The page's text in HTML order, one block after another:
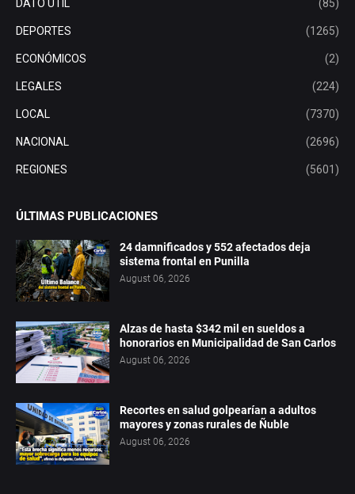
DATO ÚTIL (85)
DEPORTES (1265)
ECONÓMICOS (2)
LEGALES (224)
LOCAL (7370)
NACIONAL (2696)
REGIONES (5601)
ÚLTIMAS PUBLICACIONES
24 damnificados y 552 afectados deja
sistema frontal en Punilla
August 06, 2026
Alzas de hasta $342 mil en sueldos a
honorarios en Municipalidad de San Carlos
August 06, 2026
Recortes en salud golpearían a adultos
mayores y zonas rurales de Ñuble
August 06, 2026